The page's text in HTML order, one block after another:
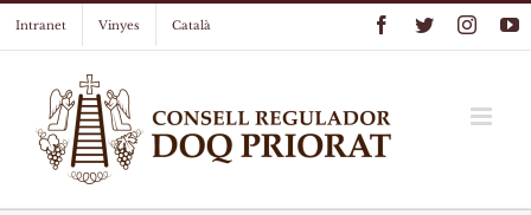
Intranet Vinyes Català Facebook
Twitter